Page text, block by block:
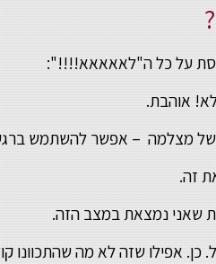
על כל ה"לאאאאא!!!!":
אוהבת.
של מצלמה – אפשר להשתמש
זה.
שאני נמצאת במצב הזה.
כן. אפילו שזה לא מה שהתכוונו